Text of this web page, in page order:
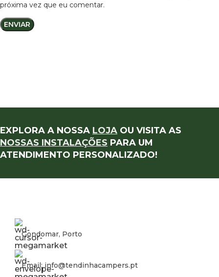
próxima vez que eu comentar.
EXPLORA A NOSSA LOJA OU VISITA AS
NOSSAS INSTALAÇÕES PARA UM
ATENDIMENTO PERSONALIZADO!
Gondomar, Porto
Email: info@tendinhacampers.pt